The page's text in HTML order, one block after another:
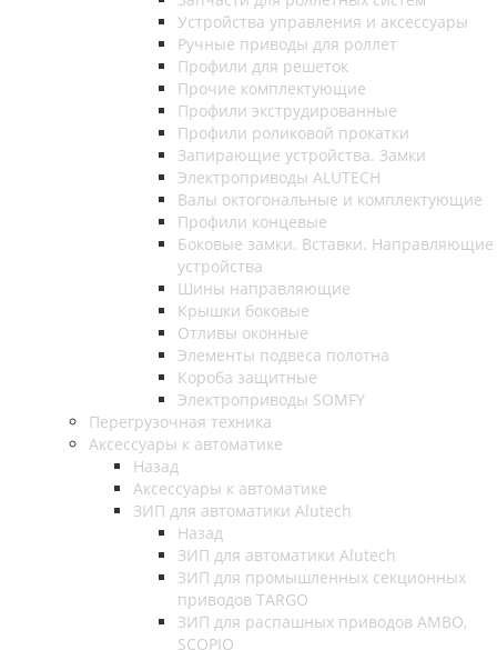
Устройства управления и аксессуары
Ручные приводы для роллет
Профили для решеток
Прочие комплектующие
Профили экструдированные
Профили роликовой прокатки
Запирающие устройства. Замки
Электроприводы ALUTECH
Валы октогональные и комплектующие
Профили концевые
Боковые замки. Вставки. Направляющие
устройства
Шины направляющие
Крышки боковые
Отливы оконные
Элементы подвеса полотна
Короба защитные
Электроприводы SOMFY
Перегрузочная техника
Аксессуары к автоматике
Назад
Аксессуары к автоматике
ЗИП для автоматики Alutech
Назад
ЗИП для автоматики Alutech
ЗИП для промышленных секционных
приводов TARGO
ЗИП для распашных приводов AMBO,
SCOPIO